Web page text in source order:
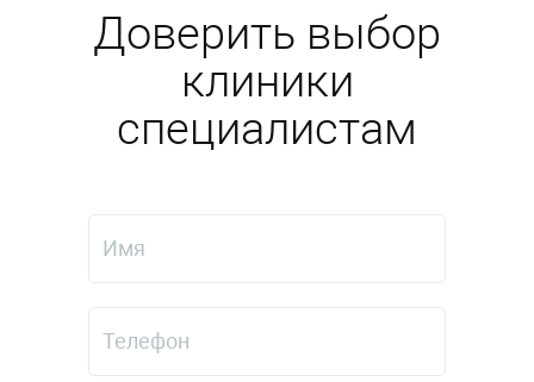
Доверить выбор
клиники
специалистам